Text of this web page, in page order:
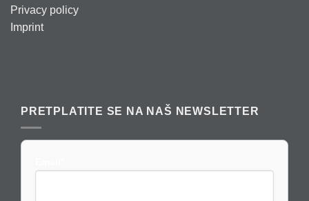
Privacy policy
Imprint
PRETPLATITE SE NA NAŠ NEWSLETTER